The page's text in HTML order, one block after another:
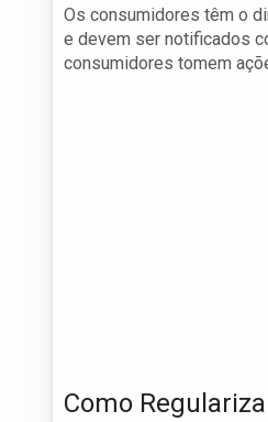
Os consumidores têm o
e devem ser notificados
consumidores tomem
Como